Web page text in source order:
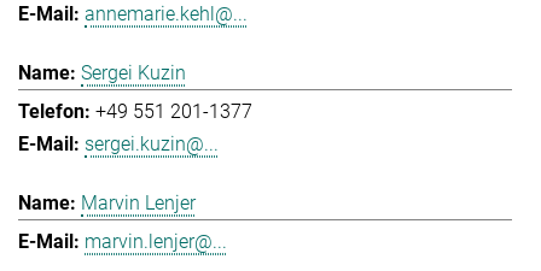
annemarie.kehl@...
Sergei Kuzin
+49 551 201-1377
sergei.kuzin@...
Marvin Lenjer
marvin.lenjer@...